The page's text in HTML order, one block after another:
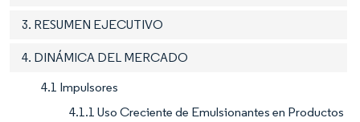
3. RESUMEN EJECUTIVO
4. DINÁMICA DEL MERCADO
4.1 Impulsores
4.1.1 Uso Creciente de Emulsionantes en Productos